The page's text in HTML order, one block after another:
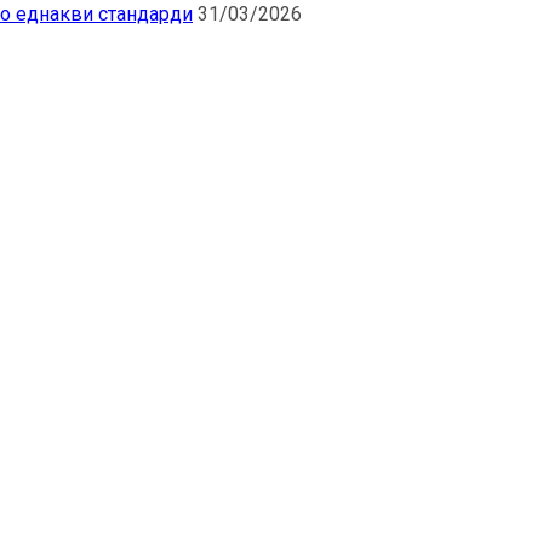
еднакви стандарди 31/03/2026